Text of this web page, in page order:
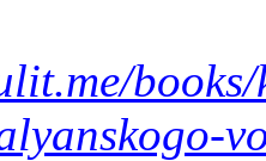
books/